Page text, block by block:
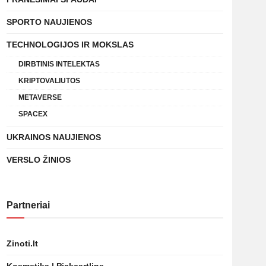
SPORTO NAUJIENOS
TECHNOLOGIJOS IR MOKSLAS
DIRBTINIS INTELEKTAS
KRIPTOVALIUTOS
METAVERSE
SPACEX
UKRAINOS NAUJIENOS
VERSLO ŽINIOS
Partneriai
Zinoti.lt